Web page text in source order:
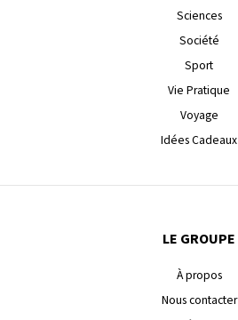
Sciences
Société
Sport
Vie Pratique
Voyage
Idées Cadeaux
LE GROUPE
À propos
Nous contacter